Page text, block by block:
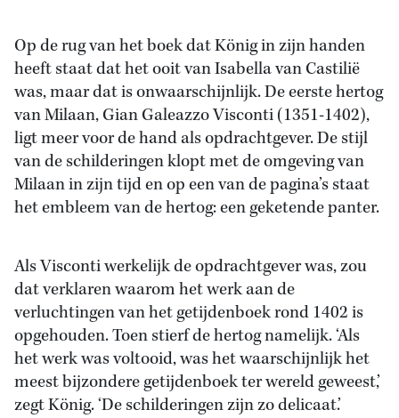
Op de rug van het boek dat König in zijn handen
heeft staat dat het ooit van Isabella van Castilië
was, maar dat is onwaarschijnlijk. De eerste hertog
van Milaan, Gian Galeazzo Visconti (1351-1402),
ligt meer voor de hand als opdrachtgever. De stijl
van de schilderingen klopt met de omgeving van
Milaan in zijn tijd en op een van de pagina’s staat
het embleem van de hertog: een geketende panter.
Als Visconti werkelijk de opdrachtgever was, zou
dat verklaren waarom het werk aan de
verluchtingen van het getijdenboek rond 1402 is
opgehouden. Toen stierf de hertog namelijk. ‘Als
het werk was voltooid, was het waarschijnlijk het
meest bijzondere getijdenboek ter wereld geweest,’
zegt König. ‘De schilderingen zijn zo delicaat.’